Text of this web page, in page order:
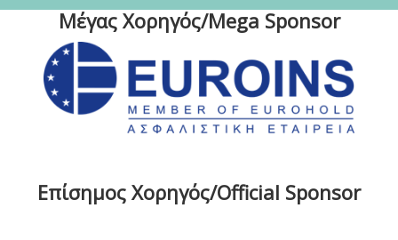
Μέγας Χορηγός/Mega Sponsor
Επίσημος Χορηγός/Official Sponsor